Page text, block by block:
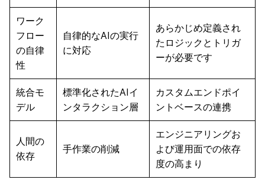
ワーク
フロー
の自律
性
自律的なAIの実行
に対応
あらかじめ定義され
たロジックとトリガ
ーが必要です
統合モ
デル
標準化されたAIイ
ンタラクション層
カスタムエンドポイ
ントベースの連携
人間の
依存
手作業の削減
エンジニアリングお
よび運用面での依存
度の高まり